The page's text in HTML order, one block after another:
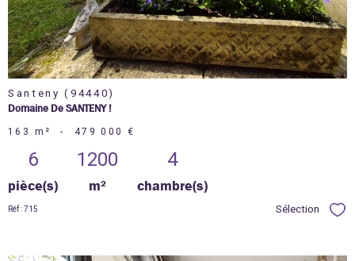
Santeny (94440)
Domaine De SANTENY !
163 m² - 479 000 €
6
pièce(s)
1200
m²
4
chambre(s)
Réf : 715 Sélection